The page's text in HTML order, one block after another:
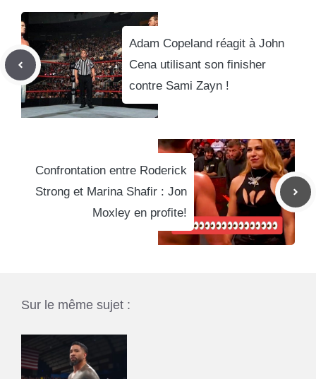
Adam Copeland réagit à John
Cena utilisant son finisher
contre Sami Zayn !
Confrontation entre Roderick
Strong et Marina Shafir : Jon
Moxley en profite!
Sur le même sujet :